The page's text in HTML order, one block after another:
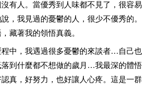
有人。當優秀到人味都不見了，很容易
，我見過的憂鬱的人，很少不優秀的。
藏著我的領悟真義。
中，我遇過很多憂鬱的來談者…自己也
到什麼都不想做的歲月…我最深的體悟
真，好努力，也好讓人心疼。這是一群